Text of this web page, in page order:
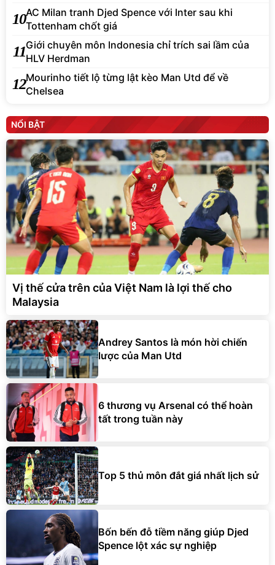
10AC Milan tranh Djed Spence với Inter sau khi
Tottenham chốt giá
11Giới chuyên môn Indonesia chỉ trích sai lầm của
HLV Herdman
12Mourinho tiết lộ từng lật kèo Man Utd để về
Chelsea
NỔI BẬT
Vị thế cửa trên của Việt Nam là lợi thế cho
Malaysia
Andrey Santos là món hời chiến
lược của Man Utd
6 thương vụ Arsenal có thể hoàn
tất trong tuần này
Top 5 thủ môn đắt giá nhất lịch sử
Bốn bến đỗ tiềm năng giúp Djed
Spence lột xác sự nghiệp